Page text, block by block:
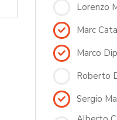
Lorenzo
Marc
Marco
Roberto
Sergio